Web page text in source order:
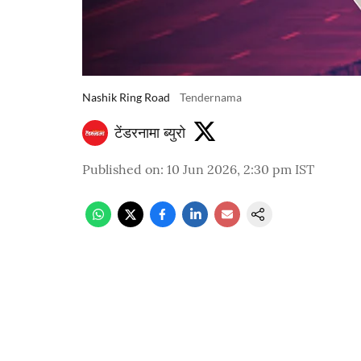
Nashik Ring Road Tendernama
टेंडरनामा ब्युरो
Published on: 10 Jun 2026, 2:30 pm IST